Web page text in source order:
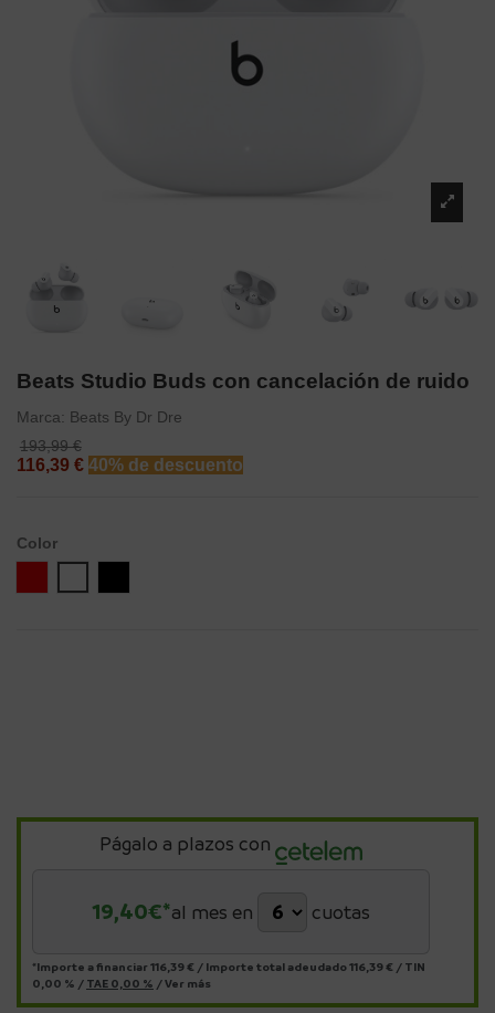
Beats Studio Buds con cancelación de ruido
Marca: Beats By Dr Dre
193,99 €
116,39 € 40% de descuento
Color
Págalo a plazos con
19,40€*al mes en cuotas
*Importe a financiar 116,39 € / Importe total adeudado116,39 € / TIN
0,00 % / TAE 0,00 % /Ver más